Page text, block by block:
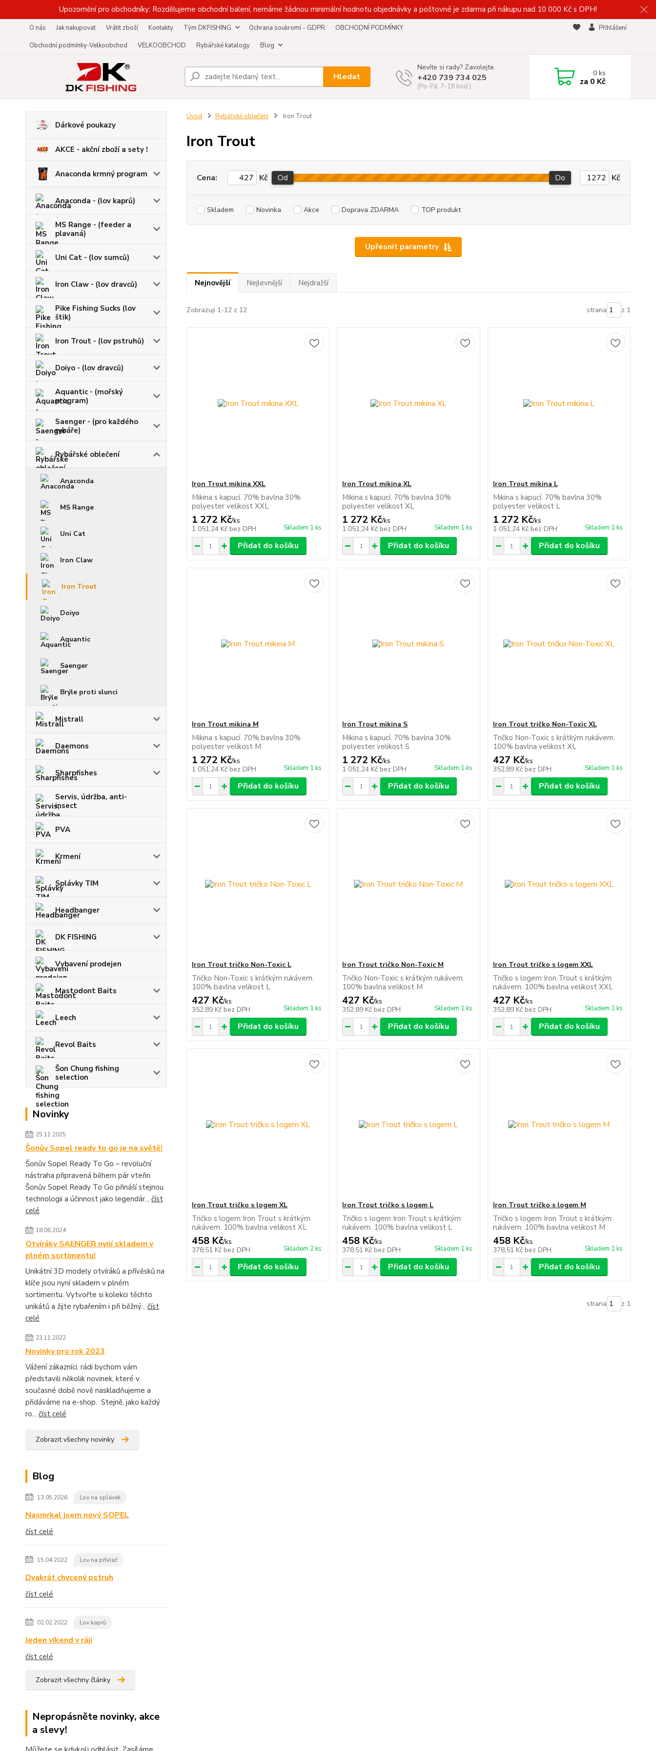
Upozornění pro obchodníky: Rozdělujeme obchodní balení, nemáme žádnou minimální hodnotu objednávky a poštovné je zdarma při nákupu nad 10 000 Kč s DPH!
O nás Jak nakupovat Vrátit zboží Kontakty Tým DKFISHING Ochrana soukromí - GDPR
OBCHODNÍ PODMÍNKY
Obchodní podmínky-Velkoobchod
VELKOOBCHOD Rybářské katalogy Blog
Přihlášení
Hledat
Nevíte si rady? Zavolejte.
+420 739 734 025
(Po-Pá, 7-18 hod.)
0ks
za 0 Kč
Dárkové poukazy
AKCE - akční zboží a sety !
Anaconda krmný program
Anaconda - (lov kaprů)
MS Range - (feeder a
plavaná)
Uni Cat - (lov sumců)
Iron Claw - (lov dravců)
Pike Fishing Sucks (lov
štik)
Iron Trout - (lov pstruhů)
Doiyo - (lov dravců)
Aquantic - (mořský
program)
Saenger - (pro každého
rybáře)
Rybářské oblečení
Anaconda
MS Range
Uni Cat
Iron Claw
Iron Trout
Doiyo
Aquantic
Saenger
Brýle proti slunci
Mistrall
Daemons
Sharpfishes
Servis, údržba, anti-
insect
PVA
Krmení
Splávky TIM
Headbanger
DK FISHING
Vybavení prodejen
Mastodont Baits
Leech
Revol Baits
Šon Chung fishing
selection
Novinky
25.11.2025
Šonův Sopel ready to go je na světě!
Šonův Sopel Ready To Go – revoluční
nástraha připravená během pár vteřin
Šonův Sopel Ready To Go přináší stejnou
technologii a účinnost jako legendár... číst
celé
18.06.2024
Otvíráky SAENGER nyní skladem v
plném sortimentu!
Unikátní 3D modely otvíráků a přívěsků na
klíče jsou nyní skladem v plném
sortimentu. Vytvořte si kolekci těchto
unikátů a žijte rybařením i při běžný... číst
celé
23.11.2022
Novinky pro rok 2023
Vážení zákazníci, rádi bychom vám
představili několik novinek, které v
současné době nově naskladňujeme a
přidáváme na e-shop. Stejně, jako každý
ro... číst celé
Zobrazit všechny novinky
Blog
13.05.2026 Lov na splávek
Nasmrkal jsem nový SOPEL
číst celé
15.04.2022 Lov na přívlač
Dvakrát chycený pstruh
číst celé
02.02.2022 Lov kaprů
Jeden víkend v ráji
číst celé
Zobrazit všechny články
Nepropásněte novinky, akce
a slevy!
Úvod Rybářské oblečení Iron Trout
Iron Trout
Upřesnit parametry
Cena: Kč Od Do Kč
Skladem Novinka Akce Doprava ZDARMA TOP produkt
Nejnovější Nejlevnější Nejdražší
Zobrazuji 1-12 z 12 strana z 1
Iron Trout mikina XXL
Mikina s kapucí. 70% bavlna 30%
polyester velikost XXL
1 272 Kč/ks
1 051,24 Kč bez DPH Skladem 1 ks
Přidat do košíku
Iron Trout mikina XL
Mikina s kapucí. 70% bavlna 30%
polyester velikost XL
1 272 Kč/ks
1 051,24 Kč bez DPH Skladem 1 ks
Přidat do košíku
Iron Trout mikina L
Mikina s kapucí. 70% bavlna 30%
polyester velikost L
1 272 Kč/ks
1 051,24 Kč bez DPH Skladem 1 ks
Přidat do košíku
Iron Trout mikina M
Mikina s kapucí. 70% bavlna 30%
polyester velikost M
1 272 Kč/ks
1 051,24 Kč bez DPH Skladem 1 ks
Přidat do košíku
Iron Trout mikina S
Mikina s kapucí. 70% bavlna 30%
polyester velikost S
1 272 Kč/ks
1 051,24 Kč bez DPH Skladem 1 ks
Přidat do košíku
Iron Trout tričko Non-Toxic XL
Tričko Non-Toxic s krátkým rukávem.
100% bavlna velikost XL
427 Kč/ks
352,89 Kč bez DPH Skladem 1 ks
Přidat do košíku
Iron Trout tričko Non-Toxic L
Tričko Non-Toxic s krátkým rukávem.
100% bavlna velikost L
427 Kč/ks
352,89 Kč bez DPH Skladem 1 ks
Přidat do košíku
Iron Trout tričko Non-Toxic M
Tričko Non-Toxic s krátkým rukávem.
100% bavlna velikost M
427 Kč/ks
352,89 Kč bez DPH Skladem 1 ks
Přidat do košíku
Iron Trout tričko s logem XXL
Tričko s logem Iron Trout s krátkým
rukávem. 100% bavlna velikost XXL
427 Kč/ks
352,89 Kč bez DPH Skladem 1 ks
Přidat do košíku
Iron Trout tričko s logem XL
Tričko s logem Iron Trout s krátkým
rukávem. 100% bavlna velikost XL
458 Kč/ks
378,51 Kč bez DPH Skladem 2 ks
Přidat do košíku
Iron Trout tričko s logem L
Tričko s logem Iron Trout s krátkým
rukávem. 100% bavlna velikost L
458 Kč/ks
378,51 Kč bez DPH Skladem 1 ks
Přidat do košíku
Iron Trout tričko s logem M
Tričko s logem Iron Trout s krátkým
rukávem. 100% bavlna velikost M
458 Kč/ks
378,51 Kč bez DPH Skladem 1 ks
Přidat do košíku
strana z 1